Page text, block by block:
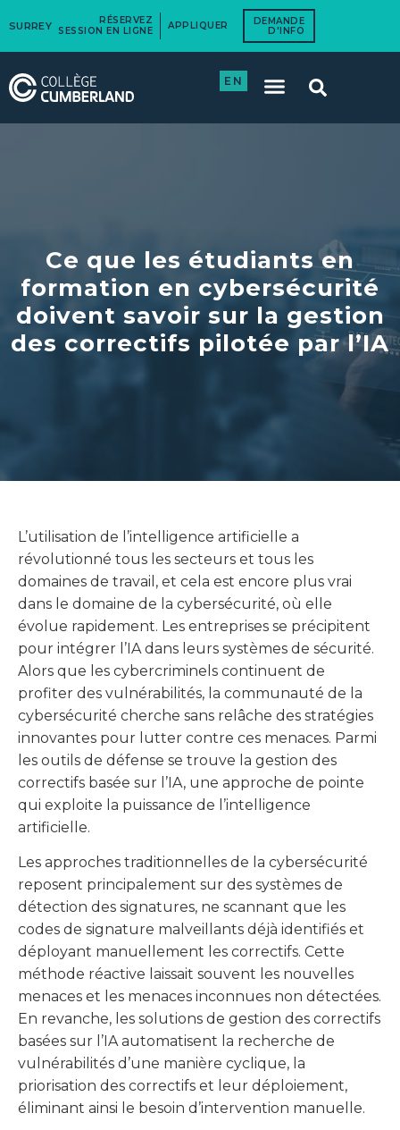
SURREY
RÉSERVEZ
SESSION EN LIGNE
APPLIQUER
DEMANDE
D'INFO
EN
Ce que les étudiants en
formation en cybersécurité
doivent savoir sur la gestion
des correctifs pilotée par l’IA
L’utilisation de l’intelligence artificielle a
révolutionné tous les secteurs et tous les
domaines de travail, et cela est encore plus vrai
dans le domaine de la cybersécurité, où elle
évolue rapidement. Les entreprises se précipitent
pour intégrer l’IA dans leurs systèmes de sécurité.
Alors que les cybercriminels continuent de
profiter des vulnérabilités, la communauté de la
cybersécurité cherche sans relâche des stratégies
innovantes pour lutter contre ces menaces. Parmi
les outils de défense se trouve la gestion des
correctifs basée sur l’IA, une approche de pointe
qui exploite la puissance de l’intelligence
artificielle.
Les approches traditionnelles de la cybersécurité
reposent principalement sur des systèmes de
détection des signatures, ne scannant que les
codes de signature malveillants déjà identifiés et
déployant manuellement les correctifs. Cette
méthode réactive laissait souvent les nouvelles
menaces et les menaces inconnues non détectées.
En revanche, les solutions de gestion des correctifs
basées sur l’IA automatisent la recherche de
vulnérabilités d’une manière cyclique, la
priorisation des correctifs et leur déploiement,
éliminant ainsi le besoin d’intervention manuelle.